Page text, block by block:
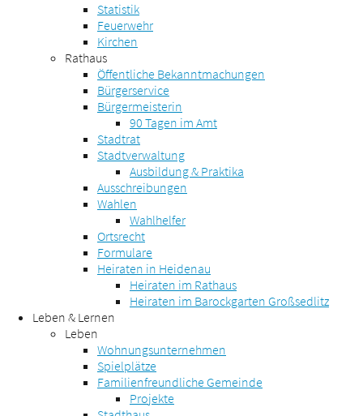
Statistik
Feuerwehr
Kirchen
Rathaus
Öffentliche Bekanntmachungen
Bürgerservice
Bürgermeisterin
90 Tagen im Amt
Stadtrat
Stadtverwaltung
Ausbildung & Praktika
Ausschreibungen
Wahlen
Wahlhelfer
Ortsrecht
Formulare
Heiraten in Heidenau
Heiraten im Rathaus
Heiraten im Barockgarten Großsedlitz
Leben & Lernen
Leben
Wohnungsunternehmen
Spielplätze
Familienfreundliche Gemeinde
Projekte